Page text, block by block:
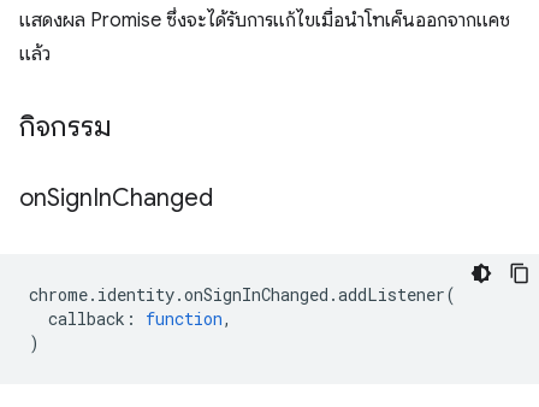
แสดงผล Promise ซึ่งจะได้รับการแก้ไขเมื่อนำโทเค็นออกจากแคช
แล้ว
กิจกรรม
onSignInChanged
chrome. identity.onSignInChanged .addListener(
callback : function,
)